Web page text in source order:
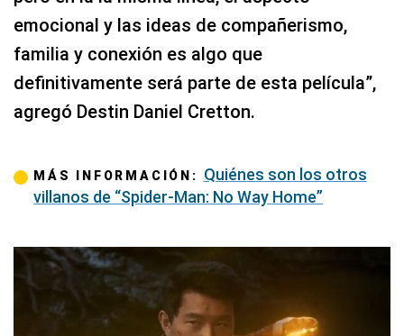
emocional y las ideas de compañerismo,
familia y conexión es algo que
definitivamente será parte de esta película”,
agregó Destin Daniel Cretton.
MÁS INFORMACIÓN: Quiénes son los otros
villanos de “Spider-Man: No Way Home”